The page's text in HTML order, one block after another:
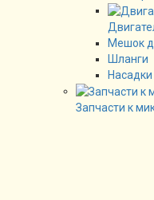
Мешок
Шланги
Запчасти к